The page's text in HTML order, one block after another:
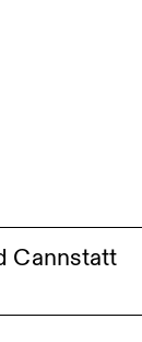
Cannstatt